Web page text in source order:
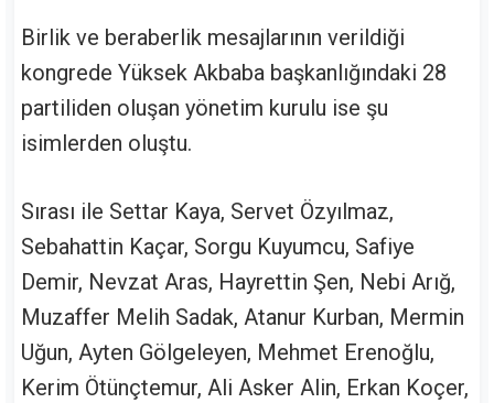
Birlik ve beraberlik mesajlarının verildiği
kongrede Yüksek Akbaba başkanlığındaki 28
partiliden oluşan yönetim kurulu ise şu
isimlerden oluştu.
Sırası ile Settar Kaya, Servet Özyılmaz,
Sebahattin Kaçar, Sorgu Kuyumcu, Safiye
Demir, Nevzat Aras, Hayrettin Şen, Nebi Arığ,
Muzaffer Melih Sadak, Atanur Kurban, Mermin
Uğun, Ayten Gölgeleyen, Mehmet Erenoğlu,
Kerim Ötünçtemur, Ali Asker Alin, Erkan Koçer,